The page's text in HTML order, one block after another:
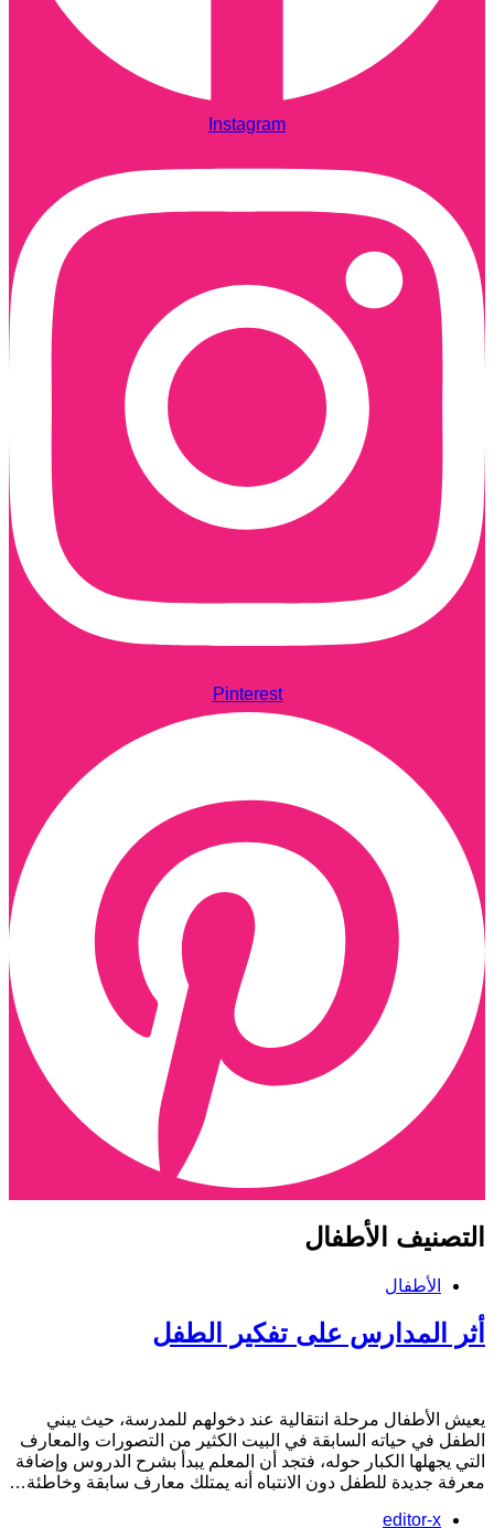
Instagram
Pinterest
الأطفال
الأطفال
المدارس على تفكير الطفل
الأطفال مرحلة انتقالية عند دخولهم للمدرسة، حيث يبني
في حياته السابقة في البيت الكثير من التصورات والمعارف
يجهلها الكبار حوله، فتجد أن المعلم يبدأ بشرح الدروس وإضافة
جديدة للطفل دون الانتباه أنه يمتلك معارف سابقة وخاطئة…
editor-x